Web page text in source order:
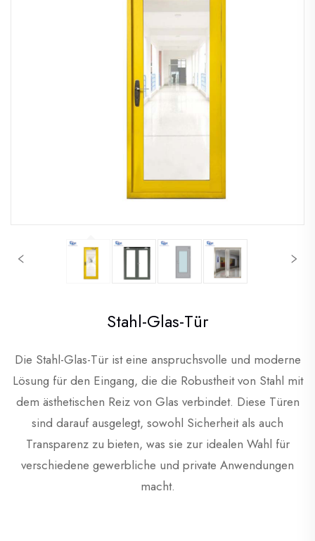
Stahl-Glas-Tür
Die Stahl-Glas-Tür ist eine anspruchsvolle und moderne
Lösung für den Eingang, die die Robustheit von Stahl mit
dem ästhetischen Reiz von Glas verbindet. Diese Türen
sind darauf ausgelegt, sowohl Sicherheit als auch
Transparenz zu bieten, was sie zur idealen Wahl für
verschiedene gewerbliche und private Anwendungen
macht.